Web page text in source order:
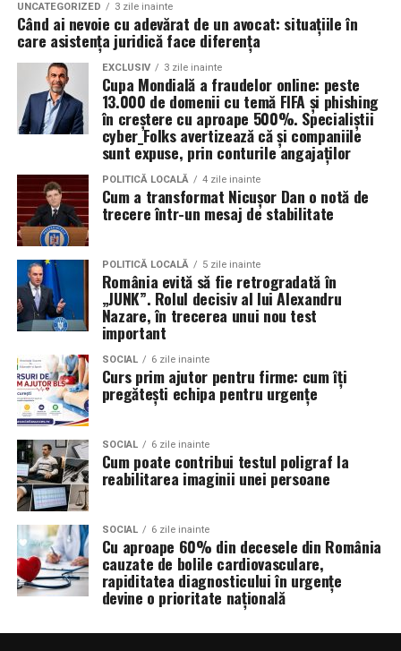
UNCATEGORIZED 3 zile inainte
Când ai nevoie cu adevărat de un avocat: situațiile în
care asistența juridică face diferența
EXCLUSIV 3 zile inainte
Cupa Mondială a fraudelor online: peste
13.000 de domenii cu temă FIFA și phishing
în creștere cu aproape 500%. Specialiștii
cyber_Folks avertizează că și companiile
sunt expuse, prin conturile angajaților
POLITICĂ LOCALĂ 4 zile inainte
Cum a transformat Nicușor Dan o notă de
trecere într-un mesaj de stabilitate
POLITICĂ LOCALĂ 5 zile inainte
România evită să fie retrogradată în
„JUNK”. Rolul decisiv al lui Alexandru
Nazare, în trecerea unui nou test
important
SOCIAL 6 zile inainte
Curs prim ajutor pentru firme: cum îți
pregătești echipa pentru urgențe
SOCIAL 6 zile inainte
Cum poate contribui testul poligraf la
reabilitarea imaginii unei persoane
SOCIAL 6 zile inainte
Cu aproape 60% din decesele din România
cauzate de bolile cardiovasculare,
rapiditatea diagnosticului în urgențe
devine o prioritate națională